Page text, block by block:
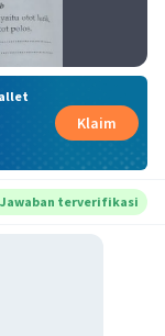
Klaim
Jawaban terverifikasi